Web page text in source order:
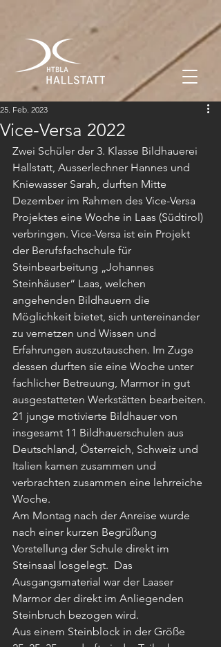
Vice-Versa 2022
25. Feb. 2023
Zwei Schüler der 3. Klasse Bildhauerei
Hallstatt, Ausserlechner Hannes und
Kniewasser Sarah, durften Mitte
Dezember im Rahmen des Vice-Versa
Projektes eine Woche in Laas (Südtirol)
verbringen. Vice-Versa ist ein Projekt
der Berufsfachschule für
Steinbearbeitung „Johannes
Steinhäuser“ Laas, welchen
angehenden Bildhauern die
Möglichkeit bietet, sich untereinander
zu vernetzen und Wissen und
Erfahrungen auszutauschen. Im Zuge
dessen durften sie eine Woche unter
fachlicher Betreuung, Marmor in gut
ausgestatteten Werkstätten bearbeiten.
21 junge motivierte Bildhauer von
insgesamt 11 Bildhauerschulen aus
Deutschland, Österreich, Schweiz und
Italien kamen zusammen und
verbrachten zusammen eine lehrreiche
Woche.
Am Montag nach der Anreise wurde
nach einer kurzen Begrüßung
Vorstellung der Schule direkt im
Steinsaal losgelegt.  Das
Ausgangsmaterial war der Laaser
Marmor der direkt im Anliegenden
Steinbruch bezogen wird.
Aus einem Steinblock in der Größe